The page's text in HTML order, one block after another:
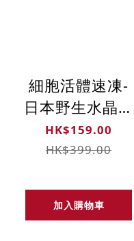
細胞活體速凍-
日本野生水晶秋
醬蝦苗 (300克)
HK$159.00
HK$399.00
加入購物車